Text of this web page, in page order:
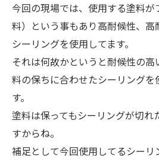
今回の現場では、使用する塗料が
料）という事もあり高耐候性、
シーリングを使用してます。
それは何故かというと耐候性の
料の保ちに合わせたシーリング
す。
塗料は保ってもシーリングが切れ
すからね。
補足として今回使用してるシー